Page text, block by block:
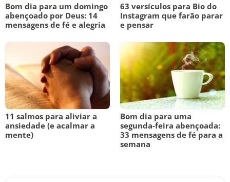
Bom dia para um domingo
abençoado por Deus: 14
mensagens de fé e alegria
63 versículos para Bio do
Instagram que farão parar
e pensar
11 salmos para aliviar a
ansiedade (e acalmar a
mente)
Bom dia para uma
segunda-feira abençoada:
33 mensagens de fé para a
semana